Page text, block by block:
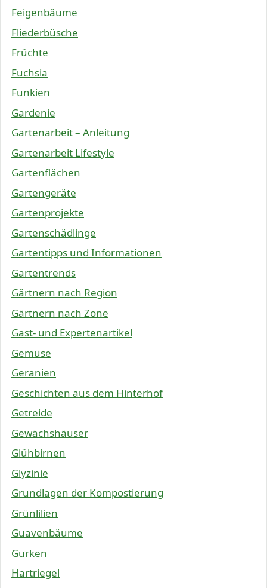
Feigenbäume
Fliederbüsche
Früchte
Fuchsia
Funkien
Gardenie
Gartenarbeit – Anleitung
Gartenarbeit Lifestyle
Gartenflächen
Gartengeräte
Gartenprojekte
Gartenschädlinge
Gartentipps und Informationen
Gartentrends
Gärtnern nach Region
Gärtnern nach Zone
Gast- und Expertenartikel
Gemüse
Geranien
Geschichten aus dem Hinterhof
Getreide
Gewächshäuser
Glühbirnen
Glyzinie
Grundlagen der Kompostierung
Grünlilien
Guavenbäume
Gurken
Hartriegel